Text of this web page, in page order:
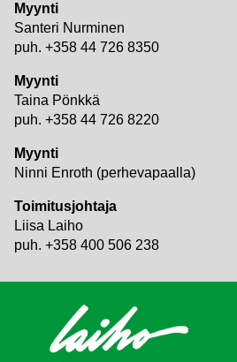
Myynti
Santeri Nurminen
puh. +358 44 726 8350
Myynti
Taina Pönkkä
puh. +358 44 726 8220
Myynti
Ninni Enroth (perhevapaalla)
Toimitusjohtaja
Liisa Laiho
puh. +358 400 506 238